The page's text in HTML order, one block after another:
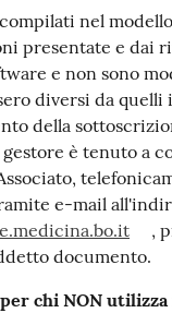
nel
presentate e dai
e non sono
diversi da quelli
della
è tenuto a
e-mail
,
documento.
chi NON